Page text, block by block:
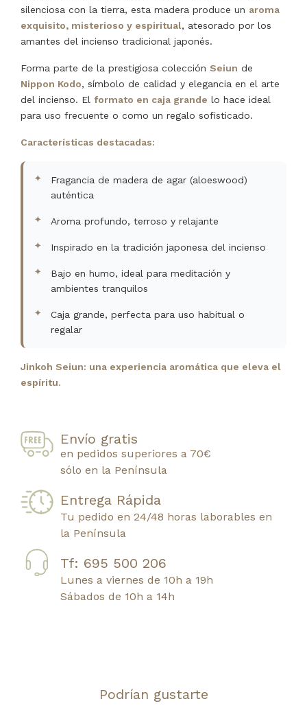
silenciosa con la tierra, esta madera produce un aroma
exquisito, misterioso y espiritual, atesorado por los
amantes del incienso tradicional japonés.
Forma parte de la prestigiosa colección Seiun de
Nippon Kodo, símbolo de calidad y elegancia en el arte
del incienso. El formato en caja grande lo hace ideal
para uso frecuente o como un regalo sofisticado.
Características destacadas:
Fragancia de madera de agar (aloeswood)
auténtica
Aroma profundo, terroso y relajante
Inspirado en la tradición japonesa del incienso
Bajo en humo, ideal para meditación y
ambientes tranquilos
Caja grande, perfecta para uso habitual o
regalar
Jinkoh Seiun: una experiencia aromática que eleva el
espíritu.
Envío gratis
en pedidos superiores a 70€
sólo en la Península
Entrega Rápida
Tu pedido en 24/48 horas laborables en
la Península
Tf: 695 500 206
Lunes a viernes de 10h a 19h
Sábados de 10h a 14h
Podrían gustarte